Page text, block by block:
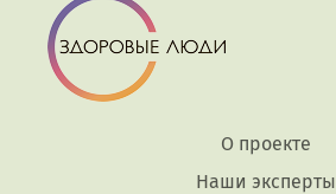
О проекте
Наши эксперты